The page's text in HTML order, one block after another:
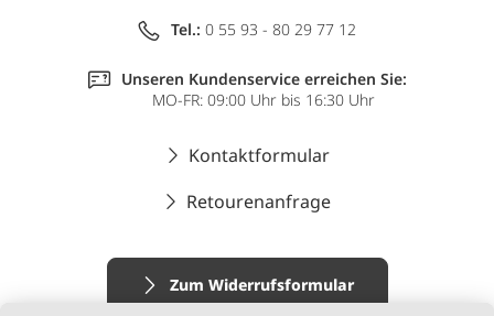
Tel.: 0 55 93 - 80 29 77 12
Unseren Kundenservice erreichen Sie:
MO-FR: 09:00 Uhr bis 16:30 Uhr
Kontaktformular
Retourenanfrage
Zum Widerrufsformular